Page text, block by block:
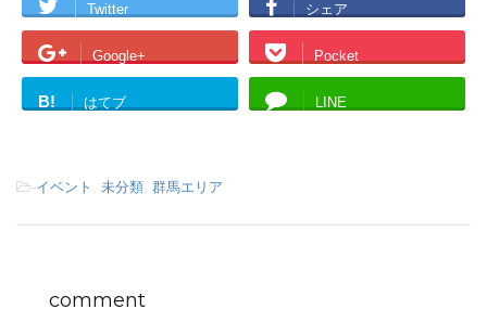
Twitter シェア
Google+ Pocket
B! はてブ LINE
-イベント 未分類 群馬エリア
comment